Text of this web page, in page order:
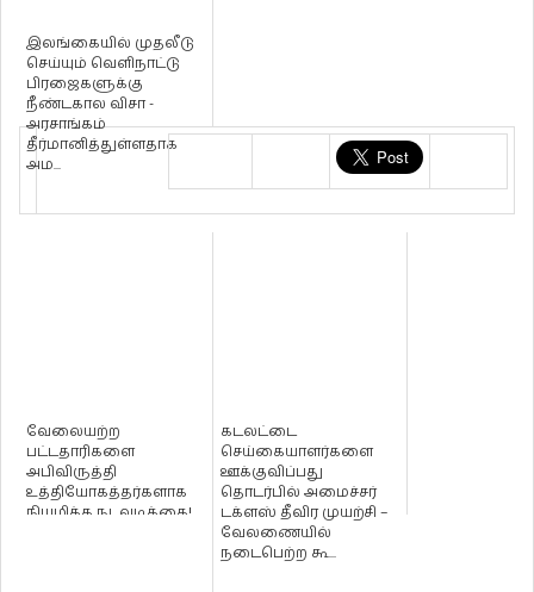
இலங்கையில் முதலீடு
செய்யும் வெளிநாட்டு
பிரஜைகளுக்கு
நீண்டகால விசா -
அரசாங்கம்
தீர்மானித்துள்ளதாக
அம...
வேலையற்ற
பட்டதாரிகளை
அபிவிருத்தி
உத்தியோகத்தர்களாக
நியமிக்க நடவடிக்கை!
கடலட்டை
செய்கையாளர்களை
ஊக்குவிப்பது
தொடர்பில் அமைச்சர்
டக்ளஸ் தீவிர முயற்சி –
வேலணையில்
நடைபெற்ற கூ...